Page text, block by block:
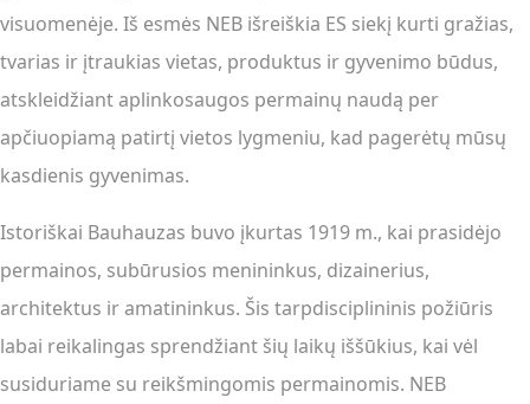
visuomenėje. Iš esmės NEB išreiškia ES siekį kurti gražias,
tvarias ir įtraukias vietas, produktus ir gyvenimo būdus,
atskleidžiant aplinkosaugos permainų naudą per
apčiuopiamą patirtį vietos lygmeniu, kad pagerėtų mūsų
kasdienis gyvenimas.
Istoriškai Bauhauzas buvo įkurtas 1919 m., kai prasidėjo
permainos, subūrusios menininkus, dizainerius,
architektus ir amatininkus. Šis tarpdisciplininis požiūris
labai reikalingas sprendžiant šių laikų iššūkius, kai vėl
susiduriame su reikšmingomis permainomis. NEB